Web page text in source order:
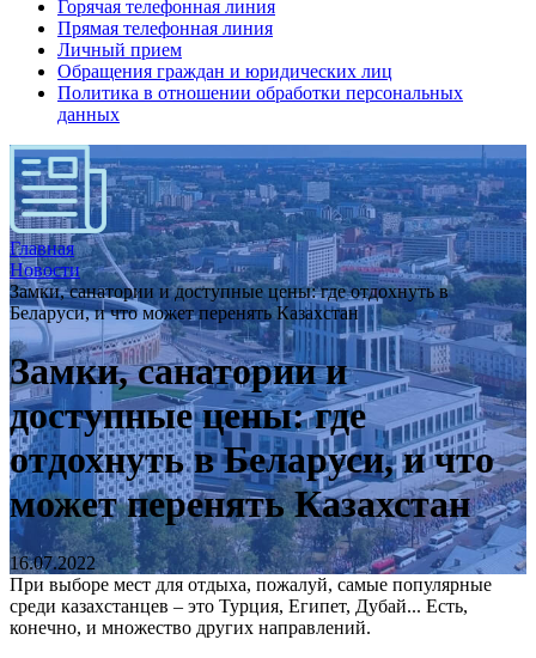
Горячая телефонная линия
Прямая телефонная линия
Личный прием
Обращения граждан и юридических лиц
Политика в отношении обработки персональных
данных
Главная
Новости
Замки, санатории и доступные цены: где отдохнуть в
Беларуси, и что может перенять Казахстан
Замки, санатории и
доступные цены: где
отдохнуть в Беларуси, и что
может перенять Казахстан
16.07.2022
При выборе мест для отдыха, пожалуй, самые популярные
среди казахстанцев – это Турция, Египет, Дубай... Есть,
конечно, и множество других направлений.